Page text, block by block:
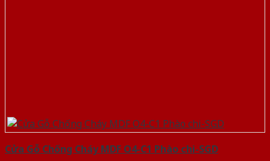
Cửa Gỗ Chống Cháy MDF O4-C1 Phào chi-SGD